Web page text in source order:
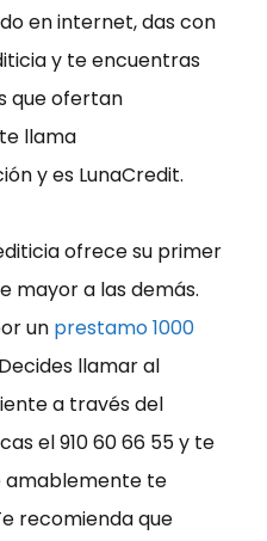
en internet, das con
y te encuentras
que ofertan
llama
y es LunaCredit.
ofrece su primer
mayor a las demás.
un prestamo 1000
llamar al
a través del
el 910 60 66 55 y te
amablemente te
recomienda que